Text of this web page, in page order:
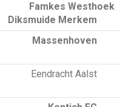
Famkes Westhoek
Diksmuide Merkem
Massenhoven
Eendracht Aalst